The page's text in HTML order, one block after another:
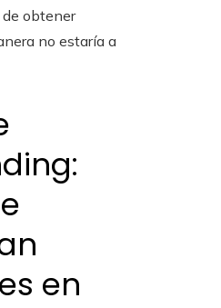
obtener
no estaría a
en